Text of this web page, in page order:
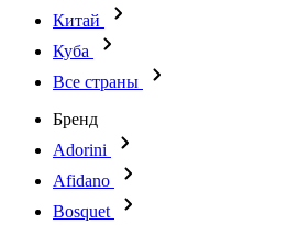
Китай
Куба
Все страны
Бренд
Adorini
Afidano
Bosquet